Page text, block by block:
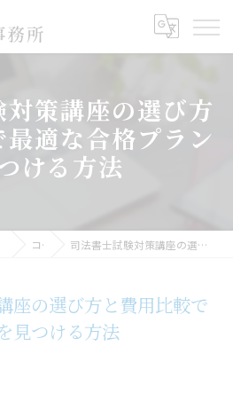
策講座の選び方
最適な合格プラン
ける方法
コラム 司法書士試験対策講座の選び方と費用比較で最適な合格プランを見つける方法
座の選び方と費用比較で
見つける方法